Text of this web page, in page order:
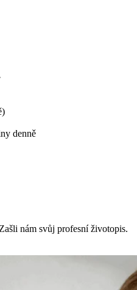
denně
nám svůj profesní životopis.